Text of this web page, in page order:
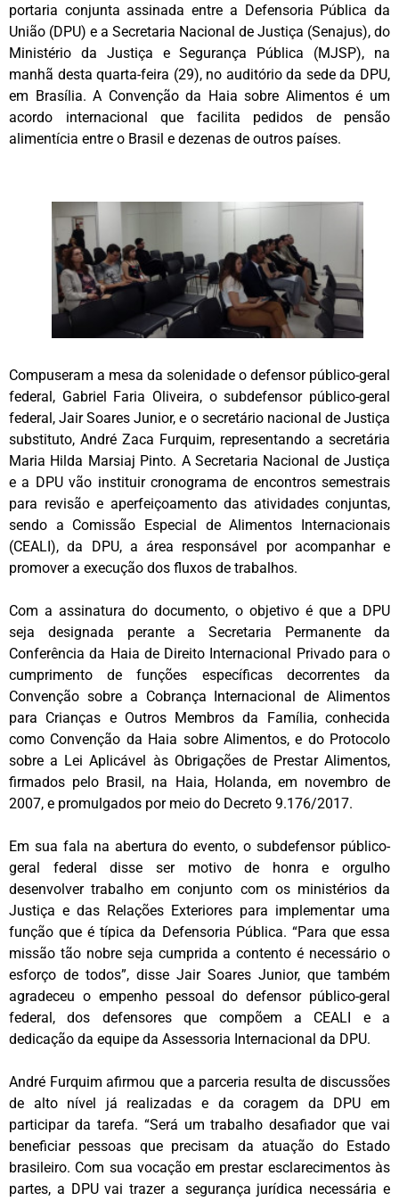
portaria conjunta assinada entre a Defensoria Pública da
União (DPU) e a Secretaria Nacional de Justiça (Senajus), do
Ministério da Justiça e Segurança Pública (MJSP), na
manhã desta quarta-feira (29), no auditório da sede da DPU,
em Brasília. A Convenção da Haia sobre Alimentos é um
acordo internacional que facilita pedidos de pensão
alimentícia entre o Brasil e dezenas de outros países.
Compuseram a mesa da solenidade o defensor público-geral
federal, Gabriel Faria Oliveira, o subdefensor público-geral
federal, Jair Soares Junior, e o secretário nacional de Justiça
substituto, André Zaca Furquim, representando a secretária
Maria Hilda Marsiaj Pinto. A Secretaria Nacional de Justiça
e a DPU vão instituir cronograma de encontros semestrais
para revisão e aperfeiçoamento das atividades conjuntas,
sendo a Comissão Especial de Alimentos Internacionais
(CEALI), da DPU, a área responsável por acompanhar e
promover a execução dos fluxos de trabalhos.
Com a assinatura do documento, o objetivo é que a DPU
seja designada perante a Secretaria Permanente da
Conferência da Haia de Direito Internacional Privado para o
cumprimento de funções específicas decorrentes da
Convenção sobre a Cobrança Internacional de Alimentos
para Crianças e Outros Membros da Família, conhecida
como Convenção da Haia sobre Alimentos, e do Protocolo
sobre a Lei Aplicável às Obrigações de Prestar Alimentos,
firmados pelo Brasil, na Haia, Holanda, em novembro de
2007, e promulgados por meio do Decreto 9.176/2017.
Em sua fala na abertura do evento, o subdefensor público-
geral federal disse ser motivo de honra e orgulho
desenvolver trabalho em conjunto com os ministérios da
Justiça e das Relações Exteriores para implementar uma
função que é típica da Defensoria Pública. “Para que essa
missão tão nobre seja cumprida a contento é necessário o
esforço de todos”, disse Jair Soares Junior, que também
agradeceu o empenho pessoal do defensor público-geral
federal, dos defensores que compõem a CEALI e a
dedicação da equipe da Assessoria Internacional da DPU.
André Furquim afirmou que a parceria resulta de discussões
de alto nível já realizadas e da coragem da DPU em
participar da tarefa. “Será um trabalho desafiador que vai
beneficiar pessoas que precisam da atuação do Estado
brasileiro. Com sua vocação em prestar esclarecimentos às
partes, a DPU vai trazer a segurança jurídica necessária e